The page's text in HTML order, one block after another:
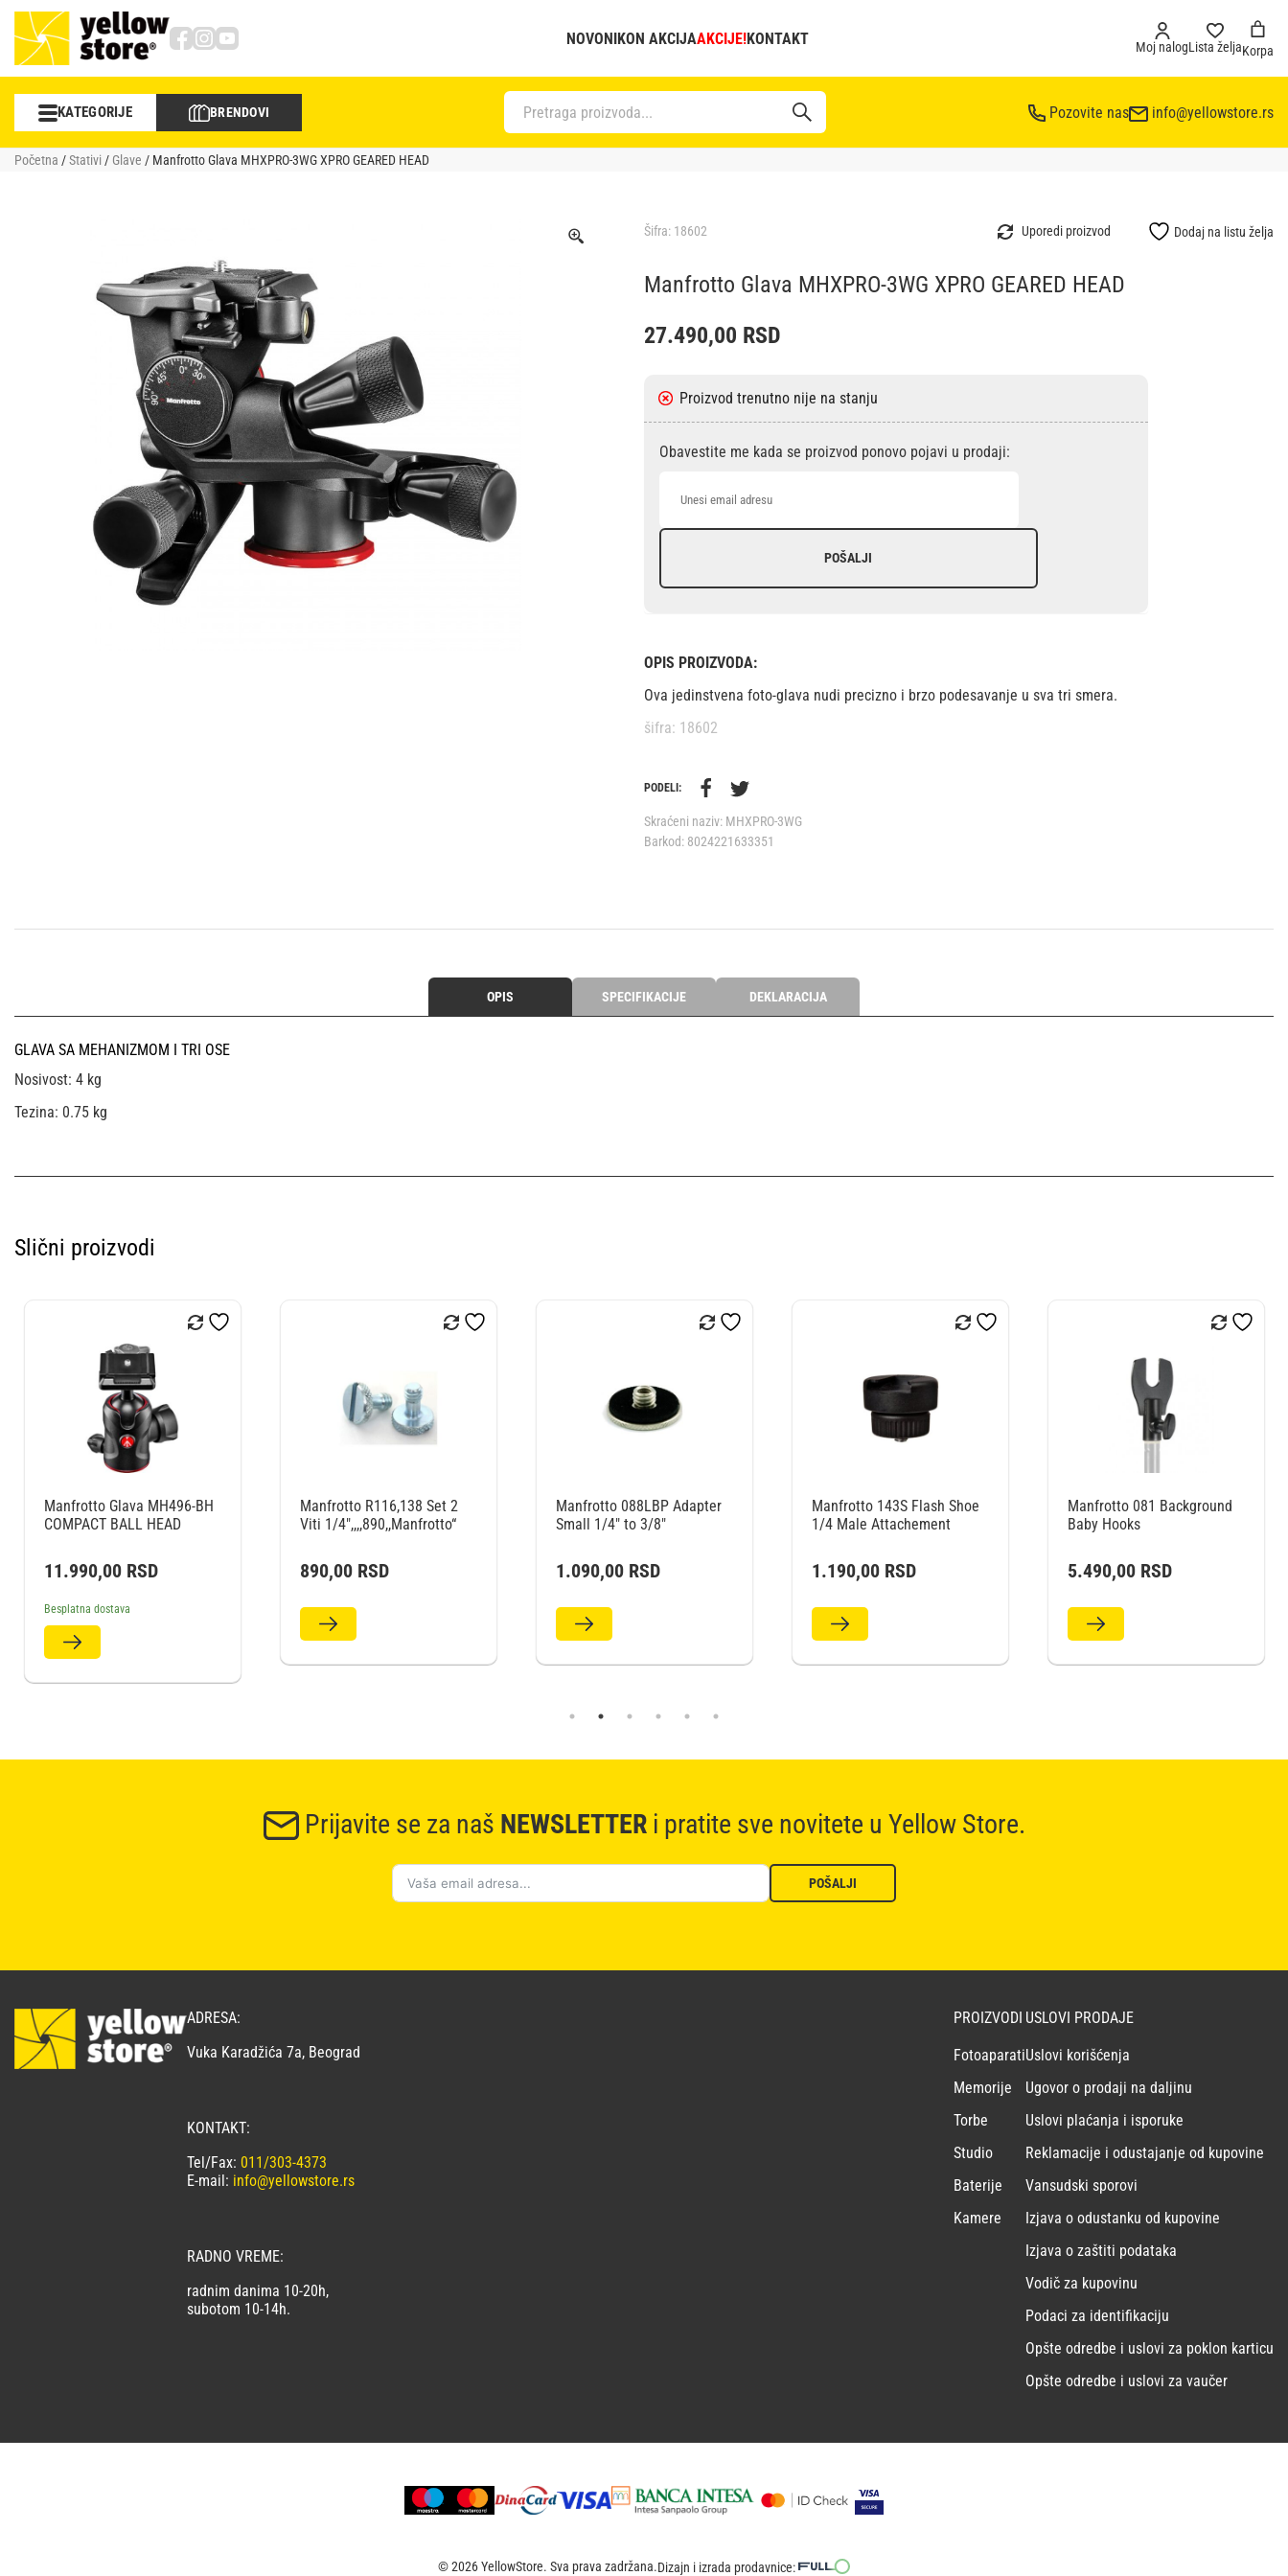
NOVONIKON AKCIJAAKCIJE!KONTAKT Moj nalogLista željaKorpa
KATEGORIJE
Foto/video
Memorije
Torbe i rančevi
BRENDOVI Pozovite nas info@yellowstore.rs
Početna /Stativi / Glave / Manfrotto Glava MHXPRO-3WG XPRO GEARED HEAD
Šifra: 18602
Manfrotto Glava MHXPRO-3WG XPRO GEARED HEAD
27.490,00 RSD
Obavestite me kada se proizvod ponovo pojavi u prodaji:
POŠALJI
OPIS PROIZVODA:
Ova jedinstvena foto-glava nudi precizno i brzo podesavanje u sva tri smera.
šifra: 18602
Dodaj na listu želja
Uporedi proizvod
PODELI:
Skraćeni naziv: MHXPRO-3WG
Barkod: 8024221633351
OPIS SPECIFIKACIJE DEKLARACIJA
GLAVA SA MEHANIZMOM I TRI OSE
Nosivost: 4 kg
Tezina: 0.75 kg
Slični proizvodi
Manfrotto Glava MH496-BH
COMPACT BALL HEAD
11.990,00 RSD
Besplatna dostava
Manfrotto R116,138 Set 2
Viti 1/4″,,,,890,,Manfrotto“
890,00 RSD
Manfrotto 088LBP Adapter
Small 1/4″ to 3/8″
1.090,00 RSD
Manfrotto 143S Flash Shoe
1/4 Male Attachement
1.190,00 RSD
Manfrotto 081 Background
Baby Hooks
5.490,00 RSD
Prijavite se za naš NEWSLETTERi pratite sve novitete u Yellow Store.
POŠALJI
ADRESA:
Vuka Karadžića 7a, Beograd
KONTAKT:
Tel/Fax: 011/303-4373
E-mail: info@yellowstore.rs
RADNO VREME:
radnim danima 10-20h,
subotom 10-14h.
PROIZVODI
Fotoaparati
Memorije
Torbe
Studio
Baterije
Kamere
USLOVI PRODAJE
Uslovi korišćenja
Ugovor o prodaji na daljinu
Uslovi plaćanja i isporuke
Reklamacije i odustajanje od kupovine
Vansudski sporovi
Izjava o odustanku od kupovine
Izjava o zaštiti podataka
Vodič za kupovinu
Podaci za identifikaciju
Opšte odredbe i uslovi za poklon karticu
Opšte odredbe i uslovi za vaučer
© 2026 YellowStore. Sva prava zadržana.Dizajn i izrada prodavnice: